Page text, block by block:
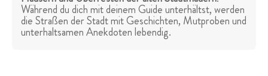
Während du dich mit deinem Guide unterhältst, werden
die Straßen der Stadt mit Geschichten, Mutproben und
unterhaltsamen Anekdoten lebendig.